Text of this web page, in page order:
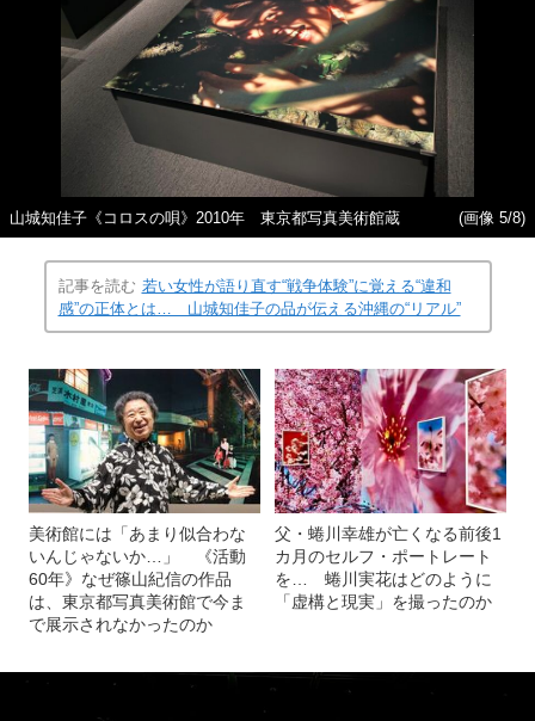
山城知佳子《コロスの唄》2010年 東京都写真美術館蔵 (画像 5/8)
記事を読む 若い女性が語り直す“戦争体験”に覚える“違和
感”の正体とは… 山城知佳子の品が伝える沖縄の“リアル”
美術館には「あまり似合わな
いんじゃないか…」 《活動
60年》なぜ篠山紀信の作品
は、東京都写真美術館で今ま
で展示されなかったのか
父・蜷川幸雄が亡くなる前後1
カ月のセルフ・ポートレート
を… 蜷川実花はどのように
「虚構と現実」を撮ったのか